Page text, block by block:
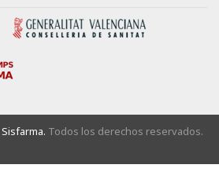
Sisfarma. Todos los derechos reservados.